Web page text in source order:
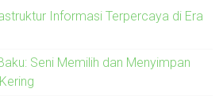
Informasi Terpercaya di Era
Seni Memilih dan Menyimpan